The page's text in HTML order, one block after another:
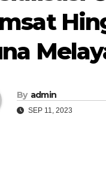
By admin
SEP 11, 2023